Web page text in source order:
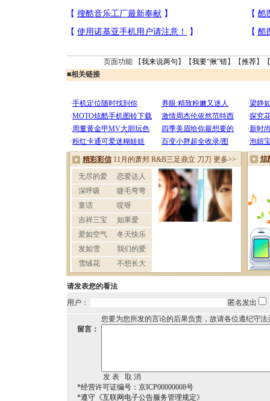
页面功能 【我来说两句 】【我要“揪”错】【推荐】
■相关链接
请发表您的看法
用户：
匿名发出
您要为您所发的言论的后果负责，故请各位遵纪守
留言：
*经营许可证编号：京ICP00000008号
*遵守《互联网电子公告服务管理规定》